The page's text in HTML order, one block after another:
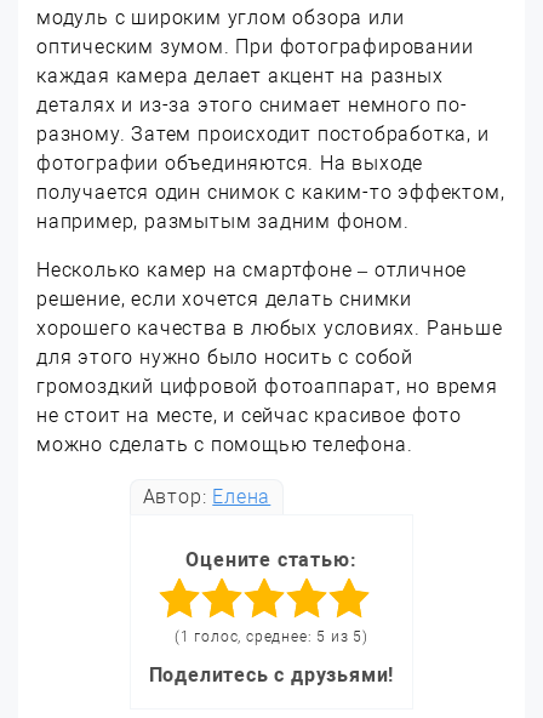
модуль с широким углом обзора или
оптическим зумом. При фотографировании
каждая камера делает акцент на разных
деталях и из-за этого снимает немного по-
разному. Затем происходит постобработка, и
фотографии объединяются. На выходе
получается один снимок с каким-то эффектом,
например, размытым задним фоном.
Несколько камер на смартфоне – отличное
решение, если хочется делать снимки
хорошего качества в любых условиях. Раньше
для этого нужно было носить с собой
громоздкий цифровой фотоаппарат, но время
не стоит на месте, и сейчас красивое фото
можно сделать с помощью телефона.
Автор: Елена
Оцените статью:
(1 голос, среднее: 5 из 5)
Поделитесь с друзьями!